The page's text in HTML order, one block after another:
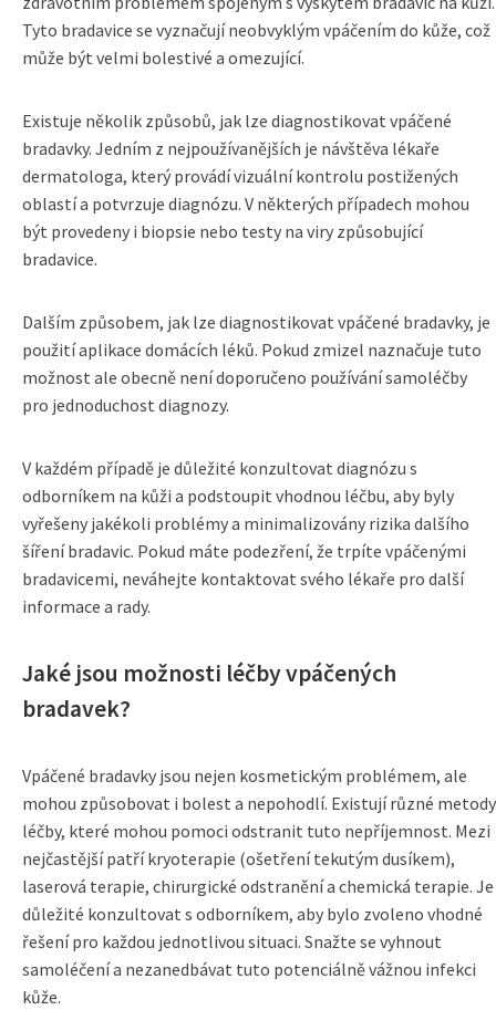
Tyto bradavice se vyznačují neobvyklým vpáčením do kůže, což
může být velmi bolestivé a omezující.
Existuje několik způsobů, jak lze diagnostikovat vpáčené
bradavky. Jedním z nejpoužívanějších je návštěva lékaře
dermatologa, který provádí vizuální kontrolu postižených
oblastí a potvrzuje diagnózu. V některých případech mohou
být provedeny i biopsie nebo testy na viry způsobující
bradavice.
Dalším způsobem, jak lze diagnostikovat vpáčené bradavky, je
použití aplikace domácích léků. Pokud zmizel naznačuje tuto
možnost ale obecně není doporučeno používání samoléčby
pro jednoduchost diagnozy.
V každém případě je důležité konzultovat diagnózu s
odborníkem na kůži a podstoupit vhodnou léčbu, aby byly
vyřešeny jakékoli problémy a minimalizovány rizika dalšího
šíření bradavic. Pokud máte podezření, že trpíte vpáčenými
bradavicemi, neváhejte kontaktovat svého lékaře pro další
informace a rady.
Jaké jsou možnosti léčby vpáčených
bradavek?
Vpáčené bradavky jsou nejen kosmetickým problémem, ale
mohou způsobovat i bolest a nepohodlí. Existují různé metody
léčby, které mohou pomoci odstranit tuto nepříjemnost. Mezi
nejčastější patří kryoterapie (ošetření tekutým dusíkem),
laserová terapie, chirurgické odstranění a chemická terapie. Je
důležité konzultovat s odborníkem, aby bylo zvoleno vhodné
řešení pro každou jednotlivou situaci. Snažte se vyhnout
samoléčení a nezanedbávat tuto potenciálně vážnou infekci
kůže.